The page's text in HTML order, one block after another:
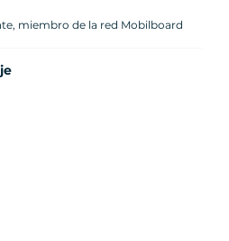
miembro de la red Mobilboard